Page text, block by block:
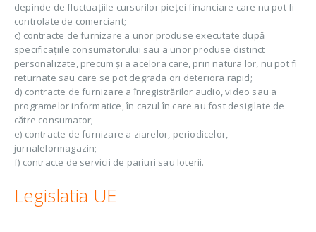
depinde de fluctuaţiile cursurilor pieţei financiare care nu pot fi
controlate de comerciant;
c) contracte de furnizare a unor produse executate după
specificaţiile consumatorului sau a unor produse distinct
personalizate, precum şi a acelora care, prin natura lor, nu pot fi
returnate sau care se pot degrada ori deteriora rapid;
d) contracte de furnizare a înregistrărilor audio, video sau a
programelor informatice, în cazul în care au fost desigilate de
către consumator;
e) contracte de furnizare a ziarelor, periodicelor,
jurnalelormagazin;
f) contracte de servicii de pariuri sau loterii.
Legislatia UE